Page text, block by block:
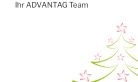
Ihr ADVANTAG Team